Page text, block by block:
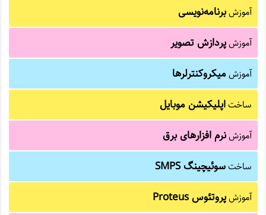
آموزشبرنامه‌نویسی
آموزشپردازش تصویر
آموزشمیکروکنترلرها
ساختاپلیکیشن موبایل
آموزشنرم افزارهای برق
ساختسوئیچینگ SMPS
آموزشپروتئوس Proteus